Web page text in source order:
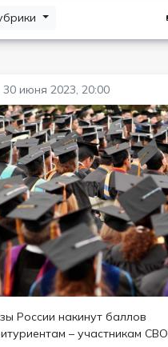
30 июня 2023, 20:00
России накинут баллов
– участникам СВО